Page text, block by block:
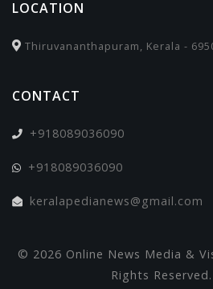
LOCATION
Thiruvananthapuram, Kerala -
CONTACT
+918089036090
+918089036090
keralapedianews@gmail.com
© 2026 Online News Media &
Rights Reserved.